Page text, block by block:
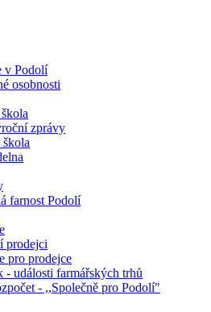
v Podolí
osobnosti
zprávy
škola
farnost Podolí
prodejci
pro prodejce
- události farmářských trhů
- ,,Společně pro Podolí"